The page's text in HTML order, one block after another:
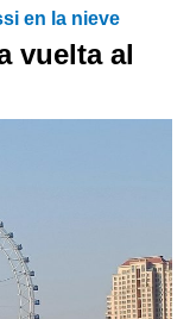
en la nieve
vuelta al